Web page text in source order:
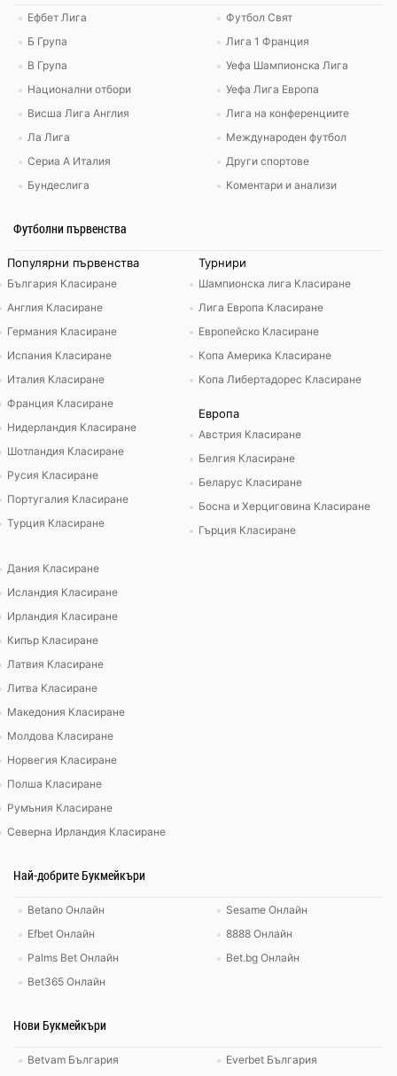
Ефбет Лига
Б Група
В Група
Национални отбори
Висша Лига Англия
Ла Лига
Сериа А Италия
Бундеслига
Футбол Свят
Лига 1 Франция
Уефа Шампионска Лига
Уефа Лига Европа
Лига на конференциите
Международен футбол
Други спортове
Коментари и анализи
Футболни първенства
Популярни първенства
България Класиране
Англия Класиране
Германия Класиране
Испания Класиране
Италия Класиране
Франция Класиране
Нидерландия Класиране
Шотландия Класиране
Русия Класиране
Португалия Класиране
Турция Класиране
Турнири
Шампионска лига Класиране
Лига Европа Класиране
Европейско Класиране
Копа Америка Класиране
Копа Либертадорес Класиране
Европа
Австрия Класиране
Белгия Класиране
Беларус Класиране
Босна и Херциговина Класиране
Гърция Класиране
Дания Класиране
Исландия Класиране
Ирландия Класиране
Кипър Класиране
Латвия Класиране
Литва Класиране
Македония Класиране
Молдова Класиране
Норвегия Класиране
Полша Класиране
Румъния Класиране
Северна Ирландия Класиране
Най-добрите Букмейкъри
Betano Онлайн
Efbet Онлайн
Palms Bet Онлайн
Bet365 Онлайн
Sesame Онлайн
8888 Онлайн
Bet.bg Онлайн
Нови Букмейкъри
Betvam България
Everbet България